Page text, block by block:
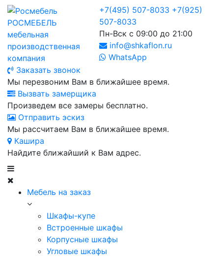
РОСМЕБЕЛЬ
мебельная
производственная
компания
+7(495) 507-8033 +7(925)
507-8033
Пн-Вск с 09:00 до 21:00
info@shkaflon.ru
WhatsApp
Заказать звонок
Мы перезвоним Вам в ближайшее время.
Вызвать замерщика
Произведем все замеры бесплатно.
Отправить эскиз
Мы рассчитаем Вам в ближайшее время.
Кашира
Найдите ближайший к Вам адрес.
Мебель на заказ
Шкафы-купе
Встроенные шкафы
Корпусные шкафы
Угловые шкафы